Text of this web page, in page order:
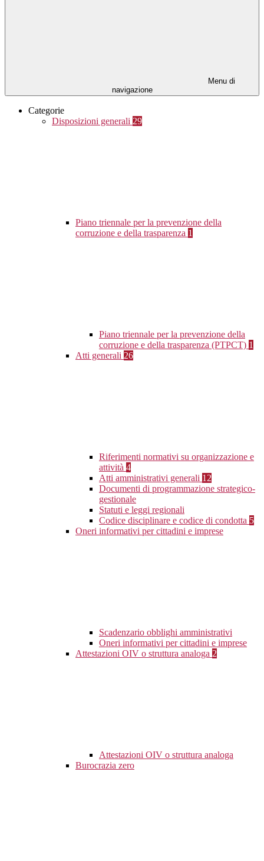
Menu di
navigazione
Categorie
Disposizioni generali 29
Piano triennale per la prevenzione della
corruzione e della trasparenza 1
Piano triennale per la prevenzione della
corruzione e della trasparenza (PTPCT) 1
Atti generali 26
Riferimenti normativi su organizzazione e
attività 4
Atti amministrativi generali 12
Documenti di programmazione strategico-
gestionale
Statuti e leggi regionali
Codice disciplinare e codice di condotta 5
Oneri informativi per cittadini e imprese
Scadenzario obblighi amministrativi
Oneri informativi per cittadini e imprese
Attestazioni OIV o struttura analoga 2
Attestazioni OIV o struttura analoga
Burocrazia zero